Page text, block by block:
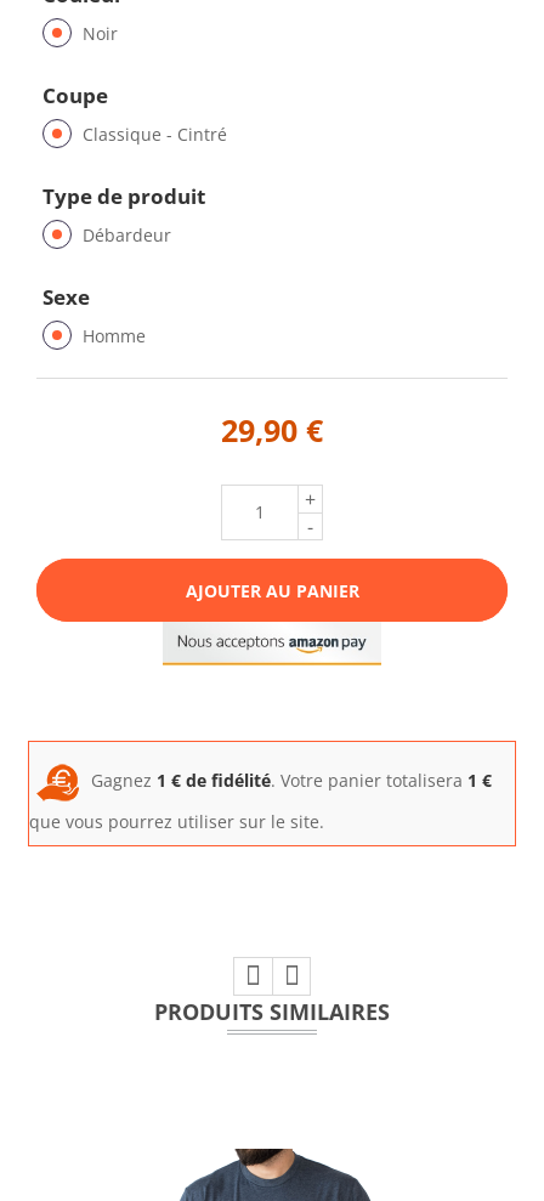
Noir
Coupe
Classique - Cintré
Type de produit
Débardeur
Sexe
Homme
29,90 €
+
-
AJOUTER AU PANIER
Gagnez 1 € de fidélité. Votre panier totalisera 1 €
que vous pourrez utiliser sur le site.
PRODUITS SIMILAIRES